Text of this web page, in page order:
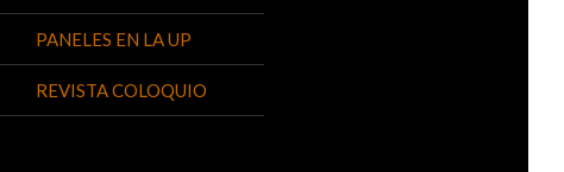
PANELES EN LA UP
REVISTA COLOQUIO